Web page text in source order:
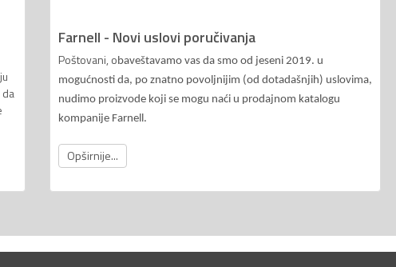
Farnell - Novi uslovi poručivanja
Poštovani, o baveštavamo vas da smo od jeseni 2019. u
mogućnosti da, po znatno povoljnijim (od dotadašnjih) uslovima,
nudimo proizvode koji se mogu naći u prodajnom katalogu
kompanije Farnell.
Opširnije...